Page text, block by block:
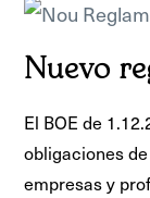
Nuevo
El BOE de
obligaciones
empresas y